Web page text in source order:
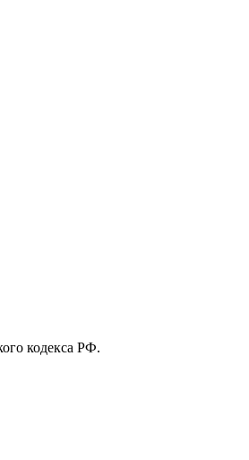
кодекса РФ.